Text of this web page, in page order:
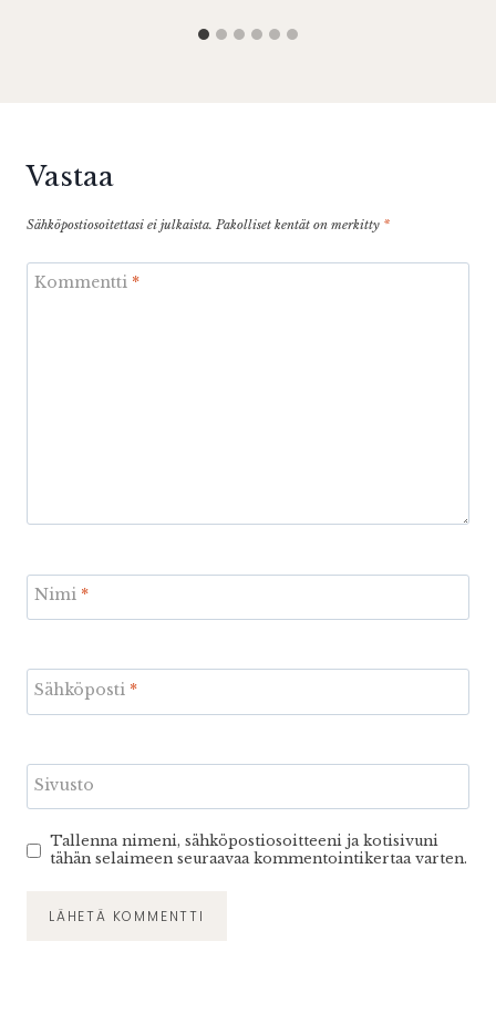
Vastaa
Sähköpostiosoitettasi ei julkaista. Pakolliset kentät on merkitty *
Kommentti *
Nimi *
Sähköposti *
Sivusto
Tallenna nimeni, sähköpostiosoitteeni ja kotisivuni
tähän selaimeen seuraavaa kommentointikertaa varten.